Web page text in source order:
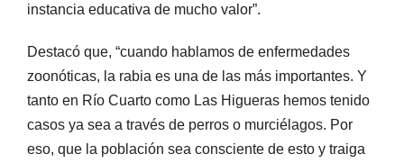
instancia educativa de mucho valor”.
Destacó que, “cuando hablamos de enfermedades
zoonóticas, la rabia es una de las más importantes. Y
tanto en Río Cuarto como Las Higueras hemos tenido
casos ya sea a través de perros o murciélagos. Por
eso, que la población sea consciente de esto y traiga